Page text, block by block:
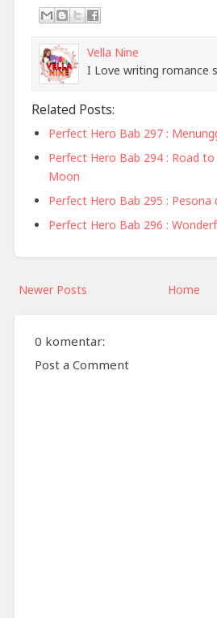
Vella Nine
I Love writing romance
Related Posts:
Perfect Hero Bab 297 :
Perfect Hero Bab 294 : Road
Moon
Perfect Hero Bab 295 : Pesona
Perfect Hero Bab 296 :
Newer Posts Home
0 komentar:
Post a Comment